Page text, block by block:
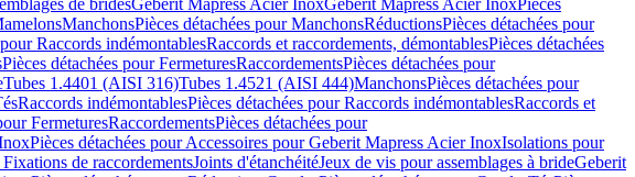
de bridesGeberit Mapress Acier InoxGeberit Mapress Acier InoxPièces
ManchonsPièces détachées pour ManchonsRéductionsPièces détachées pour
Raccords indémontablesRaccords et raccordements, démontablesPièces détachées
Pièces détachées pour FermeturesRaccordementsPièces détachées pour
Tubes 1.4401 (AISI 316)Tubes 1.4521 (AISI 444)ManchonsPièces détachées pour
Raccords indémontablesPièces détachées pour Raccords indémontablesRaccords et
FermeturesRaccordementsPièces détachées pour
Pièces détachées pour Accessoires pour Geberit Mapress Acier InoxIsolations pour
de raccordementsJoints d'étanchéitéJeux de vis pour assemblages à brideGeberit